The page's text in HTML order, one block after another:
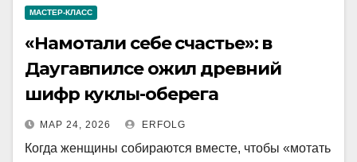
МАСТЕР-КЛАСС
«Намотали себе счастье»: в
Даугавпилсе ожил древний
шифр куклы-оберега
МАР 24, 2026 ERFOLG
Когда женщины собираются вместе, чтобы «мотать